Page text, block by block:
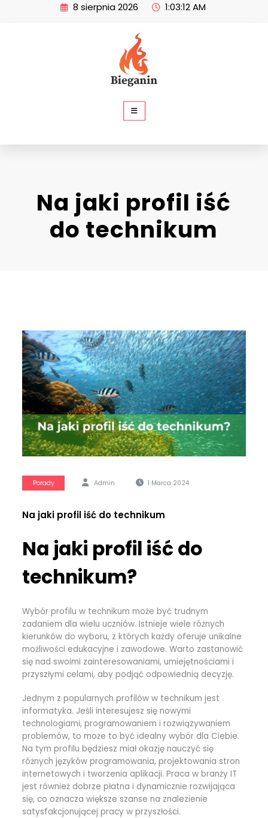
8 sierpnia 2026 1:03:12 AM
Na jaki profil iść
do technikum
Porady Admin 1 Marca 2024
Na jaki profil iść do technikum
Na jaki profil iść do
technikum?
Wybór profilu w technikum może być trudnym
zadaniem dla wielu uczniów. Istnieje wiele różnych
kierunków do wyboru, z których każdy oferuje unikalne
możliwości edukacyjne i zawodowe. Warto zastanowić
się nad swoimi zainteresowaniami, umiejętnościami i
przyszłymi celami, aby podjąć odpowiednią decyzję.
Jednym z popularnych profilów w technikum jest
informatyka. Jeśli interesujesz się nowymi
technologiami, programowaniem i rozwiązywaniem
problemów, to może to być idealny wybór dla Ciebie.
Na tym profilu będziesz miał okazję nauczyć się
różnych języków programowania, projektowania stron
internetowych i tworzenia aplikacji. Praca w branży IT
jest również dobrze płatna i dynamicznie rozwijająca
się, co oznacza większe szanse na znalezienie
satysfakcjonującej pracy w przyszłości.